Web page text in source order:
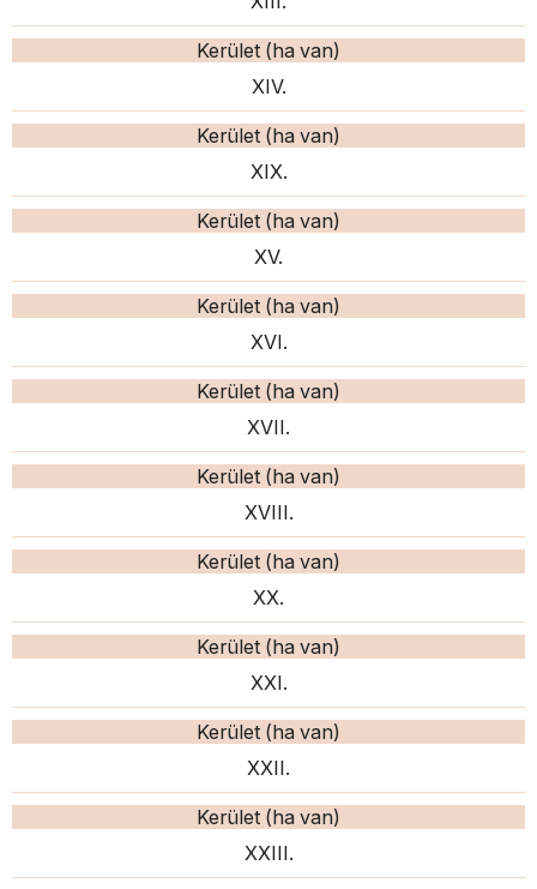
Kerület (ha van)
XIV.
Kerület (ha van)
XIX.
Kerület (ha van)
XV.
Kerület (ha van)
XVI.
Kerület (ha van)
XVII.
Kerület (ha van)
XVIII.
Kerület (ha van)
XX.
Kerület (ha van)
XXI.
Kerület (ha van)
XXII.
Kerület (ha van)
XXIII.